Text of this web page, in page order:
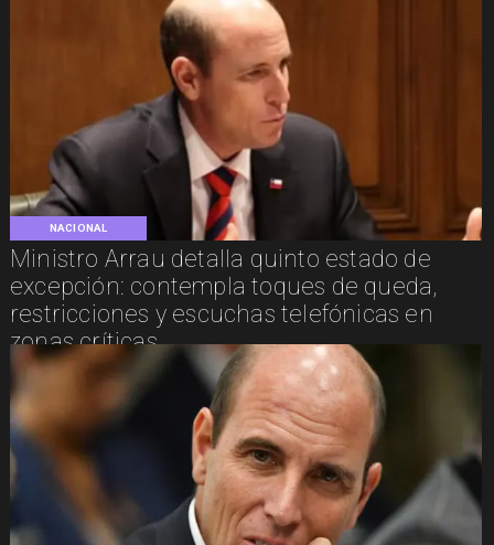
NACIONAL
Ministro Arrau detalla quinto estado de
excepción: contempla toques de queda,
restricciones y escuchas telefónicas en
zonas críticas